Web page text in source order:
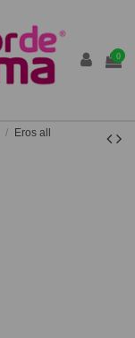
0
Eros all